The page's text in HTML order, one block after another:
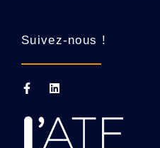
Suivez-nous !